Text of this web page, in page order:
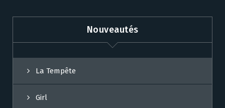
Nouveautés
La Tempête
Girl